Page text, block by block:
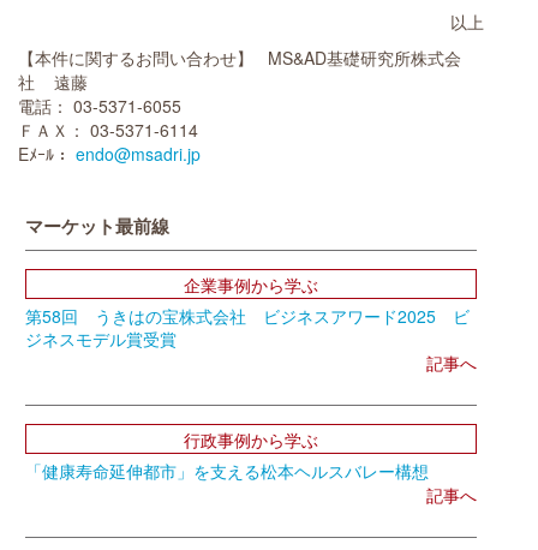
以上
【本件に関するお問い合わせ】 MS&AD基礎研究所株式会
社 遠藤
電話： 03-5371-6055
ＦＡＸ： 03-5371-6114
Eﾒｰﾙ： endo@msadri.jp
マーケット最前線
企業事例から学ぶ
第58回 うきはの宝株式会社 ビジネスアワード2025 ビ
ジネスモデル賞受賞
記事へ
行政事例から学ぶ
「健康寿命延伸都市」を支える松本ヘルスバレー構想
記事へ